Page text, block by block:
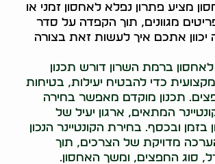
מציע פתרון נפלא לאחסון זמני או
מגוונים, תוך הקפדה על סדר
יכוון אתכם איך לעשות זאת בצורה
לאחסון ברמת השרון דורש תכנון
כדי להבטיח יעילות, בטיחות
תכנון מוקדם מאפשר בחירה
המתאים, ארגון יעיל של
בזמן ובכסף. בחירת הקונטיינר הנכון
מדויקת של הצרכים, תוך
סוג החפצים, ומשך האחסון.